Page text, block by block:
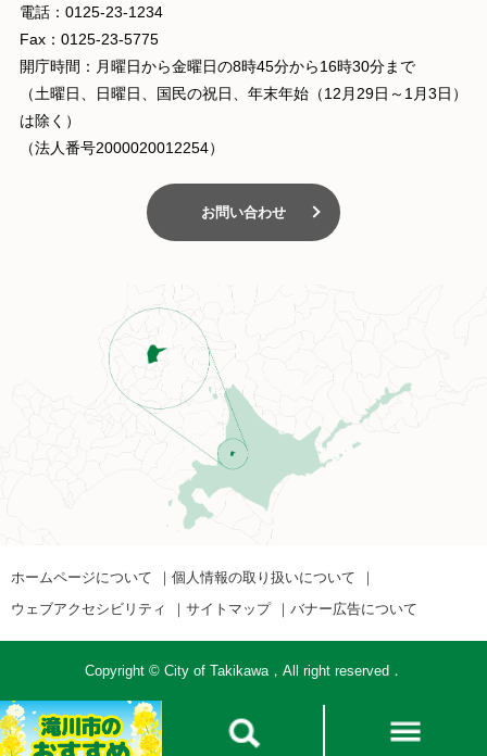
電話：0125-23-1234
Fax：0125-23-5775
開庁時間：月曜日から金曜日の8時45分から16時30分まで
（土曜日、日曜日、国民の祝日、年末年始（12月29日～1月3日）
は除く）
（法人番号2000020012254）
お問い合わせ
ホームページについて
個人情報の取り扱いについて
ウェブアクセシビリティ
サイトマップ バナー広告について
Copyright © City of Takikawa，All right reserved．